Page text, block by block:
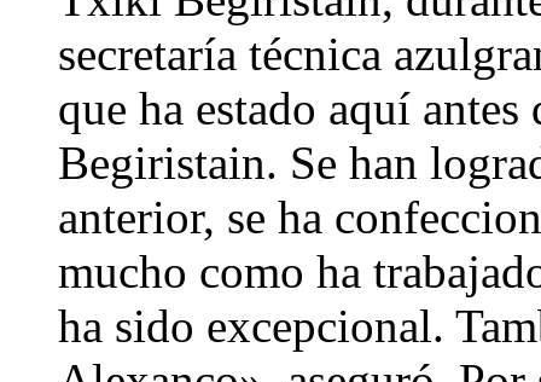
secretaría técnica
que ha estado aquí
Begiristain. Se han
anterior, se ha
mucho como ha
ha sido excepcional.